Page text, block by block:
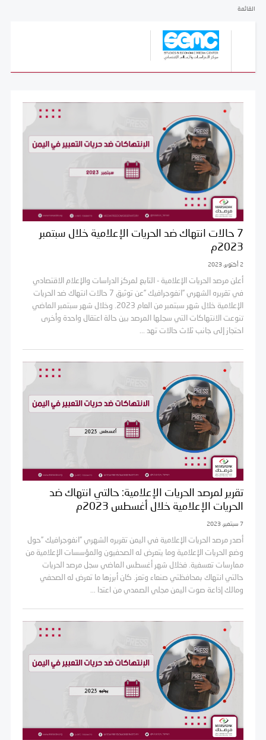
القائمة
7 حالات انتهاك ضد الحريات الإعلامية خلال سبتمبر
2023م
2 أكتوبر، 2023
أعلن مرصد الحريات الإعلامية - التابع لمركز الدراسات والإعلام الاقتصادي
في تقريره الشهري ”انفوجرافيك ”عن توثيق 7 حالات انتهاك ضد الحريات
الإعلامية خلال شهر سبتمبر من العام 2023. وخلال شهر سبتمبر الماضي
تنوعت الانتهاكات التي سجلها المرصد بين حالة اعتقال واحدة وأخرى
احتجاز إلى جانب ثلاث حالات تهد ...
تقرير لمرصد الحريات الإعلامية: حالتي انتهاك ضد
الحريات الإعلامية خلال أغسطس 2023م
7 سبتمبر، 2023
أصدر مرصد الحريات الإعلامية في اليمن تقريره الشهري ”انفوجرافيك ”حول
وضع الحريات الإعلامية وما يتعرض له الصحفيون والمؤسسات الإعلامية من
ممارسات تعسفية. فخلال شهر أغسطس الماضي سجل مرصد الحريات
حالتي انتهاك بمحافظتي صنعاء وتعز. كان أبرزها ما تعرض له الصحفي
ومالك إذاعة صوت اليمن مجلي الصمدي من اعتدا ...